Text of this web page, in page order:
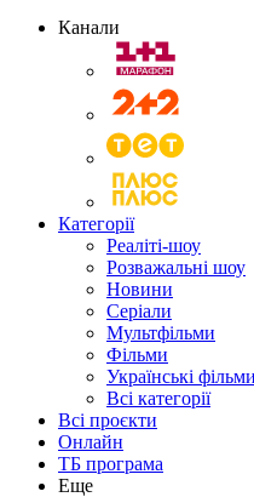
Канали
Категорії
Реаліті-шоу
Розважальні шоу
Новини
Серіали
Мультфільми
Фільми
Українські
Всі категорії
Всі проєкти
Онлайн
ТБ програма
Еще